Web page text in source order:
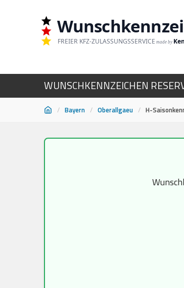
FREIER KFZ-ZULASSUNGSSERVICE made by
WUNSCHKENNZEICHEN
/ Bayern / Oberallgaeu / H-